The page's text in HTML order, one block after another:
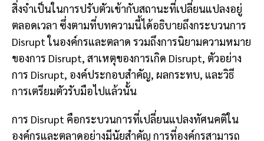
สิ่งจำเป็นในการปรับตัวเข้ากับสถานะที่เปลี่ยนแปลงอยู่
ตลอดเวลา ซึ่งตามที่บทความนี้ได้อธิบายถึงกระบวนการ
Disrupt ในองค์กรและตลาด รวมถึงการนิยามความหมาย
ของการ Disrupt, สาเหตุของการเกิด Disrupt, ตัวอย่าง
การ Disrupt, องค์ประกอบสำคัญ, ผลกระทบ, และวิธี
การเตรียมตัวรับมือไปแล้วนั้น
การ Disrupt คือกระบวนการที่เปลี่ยนแปลงทัศนคติใน
องค์กรและตลาดอย่างมีนัยสำคัญ การที่องค์กรสามารถ